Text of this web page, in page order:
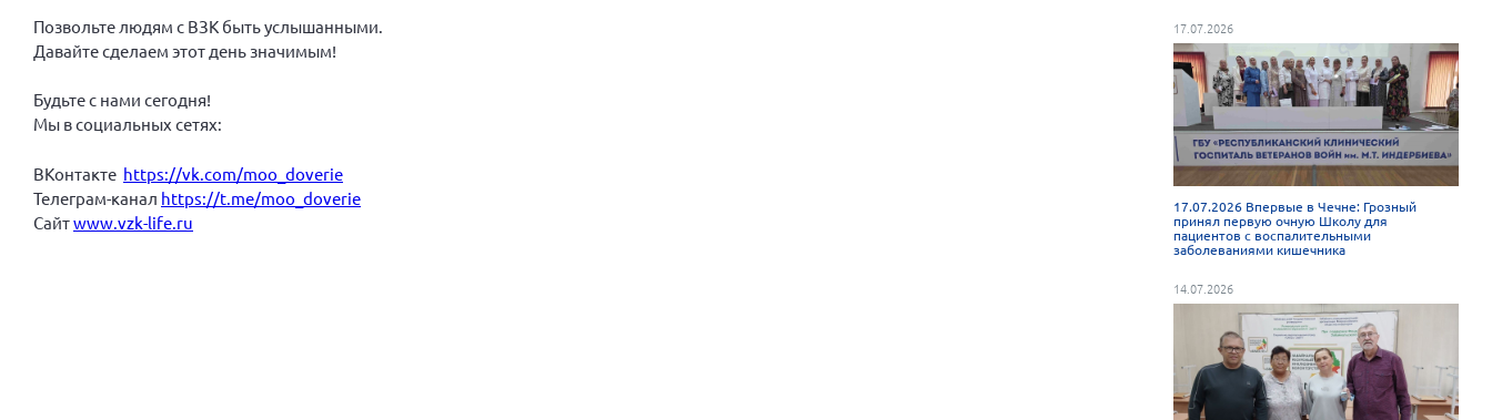
Позвольте людям с ВЗК быть услышанными.
Давайте сделаем этот день значимым!
Будьте с нами сегодня!
Мы в социальных сетях:
ВКонтакте https://vk.com/moo_doverie
Телеграм-канал https://t.me/moo_doverie
Сайтwww.vzk-life.ru
17.07.2026
17.07.2026 Впервые в Чечне: Грозный
принял первую очную Школу для
пациентов с воспалительными
заболеваниями кишечника
14.07.2026